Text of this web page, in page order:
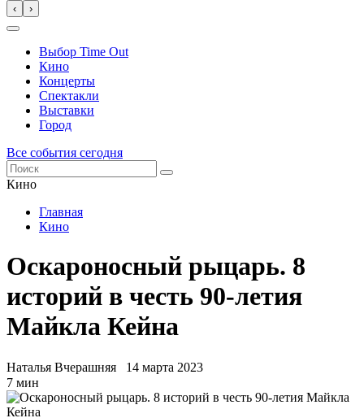
‹ ›
Выбор Time Out
Кино
Концерты
Спектакли
Выставки
Город
Все события сегодня
Кино
Главная
Кино
Оскароносный рыцарь. 8
историй в честь 90-летия
Майкла Кейна
Наталья Вчерашняя
14 марта 2023
7 мин